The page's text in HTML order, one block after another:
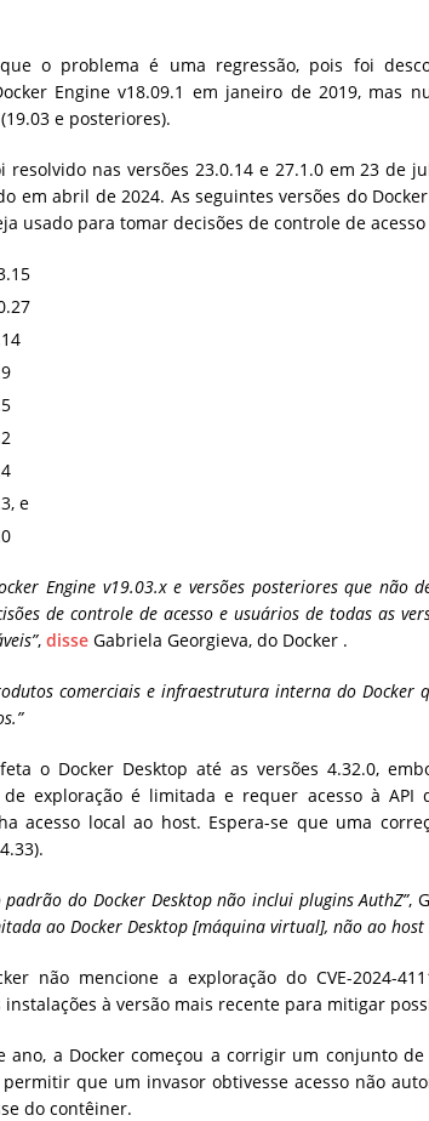
o problema é uma regressão, pois foi
Engine v18.09.1 ​​em janeiro de 2019, mas
e posteriores).
resolvido nas versões 23.0.14 e 27.1.0 em 23 de
em abril de 2024. As seguintes versões do
usado para tomar decisões de controle de acesso
e
Engine v19.03.x e versões posteriores que não
de controle de acesso e usuários de todas as
, disse Gabriela Georgieva, do Docker .
comerciais e infraestrutura interna do Docker
o Docker Desktop até as versões 4.32.0,
exploração é limitada e requer acesso à API
acesso local ao host. Espera-se que uma
padrão do Docker Desktop não inclui plugins AuthZ”,
ao Docker Desktop [máquina virtual], não ao host
não mencione a exploração do CVE-2024-
à versão mais recente para mitigar
ano, a Docker começou a corrigir um conjunto
que um invasor obtivesse acesso não
do contêiner.